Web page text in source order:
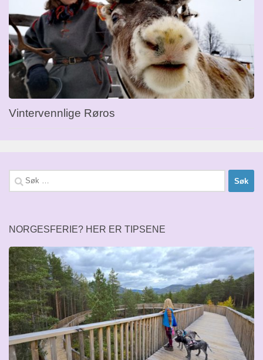
Vintervennlige Røros
Søk
etter:
NORGESFERIE? HER ER TIPSENE